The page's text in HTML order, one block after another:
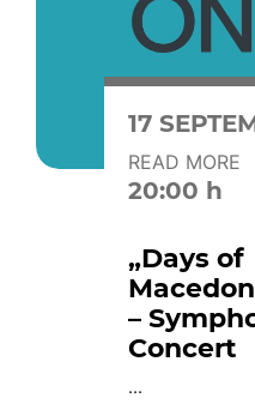
17
READ MORE
20:00 h
„Days of
–
Concert
...